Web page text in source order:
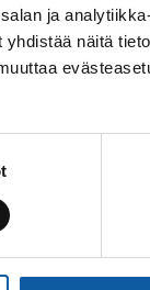
ja
näitä
1997 men